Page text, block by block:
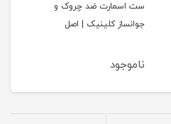
ست اسمارت ضد چروک و
جوانساز کلینیک | اصل
ناموجود